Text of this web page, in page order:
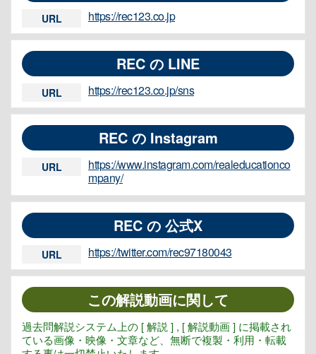
URL https://rec123.co.jp
REC の LINE
URL https://rec123.co.jp/sns
REC の Instagram
URL
https://www.instagram.com/realeducationco
mpany/
REC の 公式X
URL https://twitter.com/rec97180043
この解説動画に関して
過去問解説システム上の [ 解説 ] , [ 解説動画 ] に掲載され
ている画像・映像・文章など、無断で複製・利用・転載